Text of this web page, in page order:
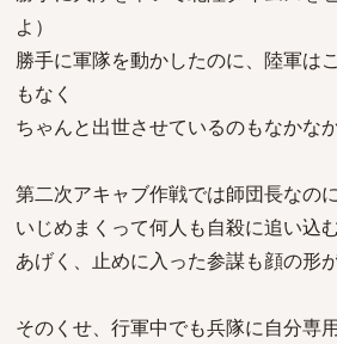
よ）
勝手に軍隊を動かしたのに、陸軍は
もなく
ちゃんと出世させているのもなかなか
第二次アキャブ作戦では師団長なの
いじめまくって何人も自殺に追い込む
あげく、止めに入った参謀も顔の形
そのくせ、行軍中でも兵隊に自分専